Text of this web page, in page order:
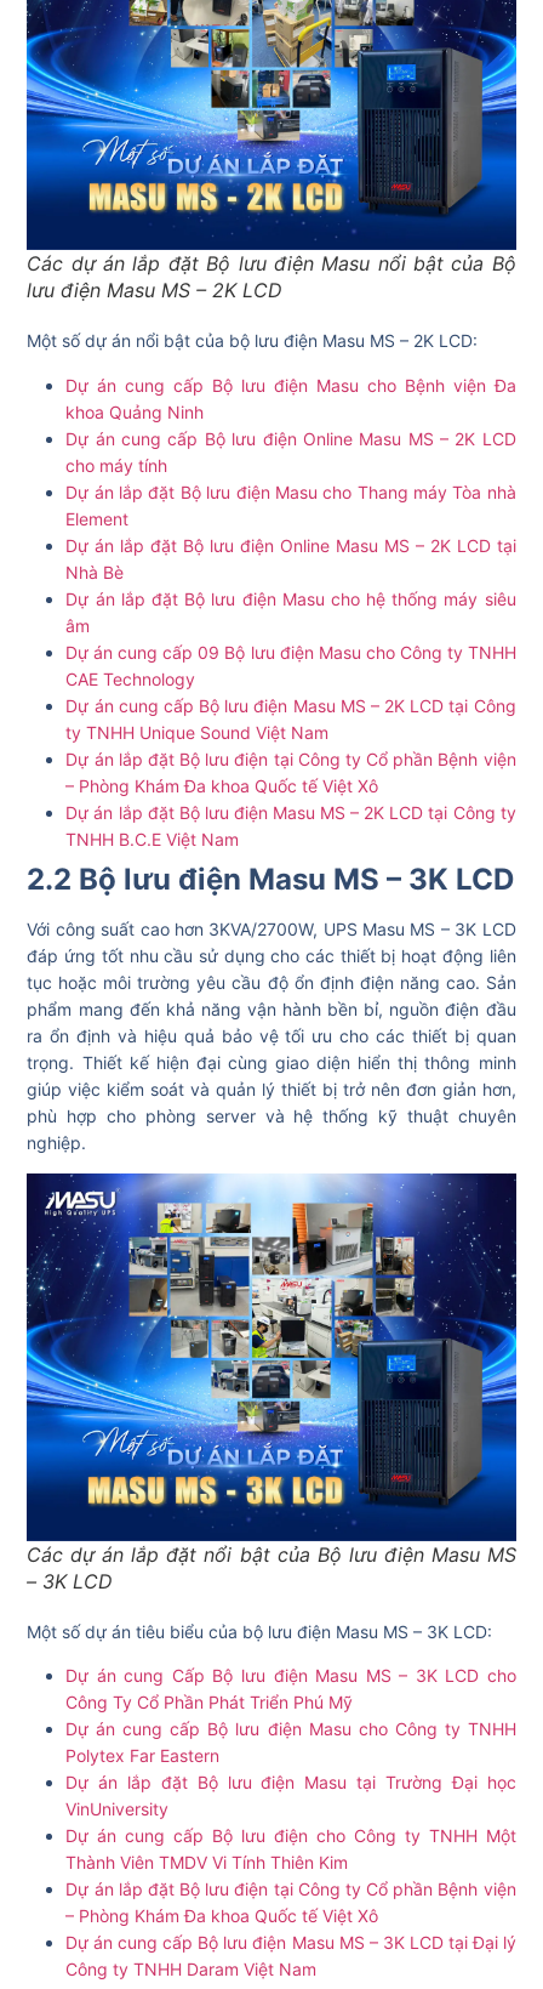
Các dự án lắp đặt Bộ lưu điện Masu nổi bật của Bộ
lưu điện Masu MS – 2K LCD
Một số dự án nổi bật của bộ lưu điện Masu MS – 2K LCD:
Dự án cung cấp Bộ lưu điện Masu cho Bệnh viện Đa
khoa Quảng Ninh
Dự án cung cấp Bộ lưu điện Online Masu MS – 2K LCD
cho máy tính
Dự án lắp đặt Bộ lưu điện Masu cho Thang máy Tòa nhà
Element
Dự án lắp đặt Bộ lưu điện Online Masu MS – 2K LCD tại
Nhà Bè
Dự án lắp đặt Bộ lưu điện Masu cho hệ thống máy siêu
âm
Dự án cung cấp 09 Bộ lưu điện Masu cho Công ty TNHH
CAE Technology
Dự án cung cấp Bộ lưu điện Masu MS – 2K LCD tại Công
ty TNHH Unique Sound Việt Nam
Dự án lắp đặt Bộ lưu điện tại Công ty Cổ phần Bệnh viện
– Phòng Khám Đa khoa Quốc tế Việt Xô
Dự án lắp đặt Bộ lưu điện Masu MS – 2K LCD tại Công ty
TNHH B.C.E Việt Nam
2.2 Bộ lưu điện Masu MS – 3K LCD
Với công suất cao hơn 3KVA/2700W, UPS Masu MS – 3K LCD
đáp ứng tốt nhu cầu sử dụng cho các thiết bị hoạt động liên
tục hoặc môi trường yêu cầu độ ổn định điện năng cao. Sản
phẩm mang đến khả năng vận hành bền bỉ, nguồn điện đầu
ra ổn định và hiệu quả bảo vệ tối ưu cho các thiết bị quan
trọng. Thiết kế hiện đại cùng giao diện hiển thị thông minh
giúp việc kiểm soát và quản lý thiết bị trở nên đơn giản hơn,
phù hợp cho phòng server và hệ thống kỹ thuật chuyên
nghiệp.
Các dự án lắp đặt nổi bật của Bộ lưu điện Masu MS
– 3K LCD
Một số dự án tiêu biểu của bộ lưu điện Masu MS – 3K LCD:
Dự án cung Cấp Bộ lưu điện Masu MS – 3K LCD cho
Công Ty Cổ Phần Phát Triển Phú Mỹ
Dự án cung cấp Bộ lưu điện Masu cho Công ty TNHH
Polytex Far Eastern
Dự án lắp đặt Bộ lưu điện Masu tại Trường Đại học
VinUniversity
Dự án cung cấp Bộ lưu điện cho Công ty TNHH Một
Thành Viên TMDV Vi Tính Thiên Kim
Dự án lắp đặt Bộ lưu điện tại Công ty Cổ phần Bệnh viện
– Phòng Khám Đa khoa Quốc tế Việt Xô
Dự án cung cấp Bộ lưu điện Masu MS – 3K LCD tại Đại lý
Công ty TNHH Daram Việt Nam